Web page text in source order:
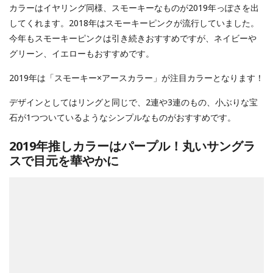
カラーはイヤリング同様、スモーキーなものが2019年っぽさを出
してくれます。2018年はスモーキーピンクが流行していました。
今年もスモーキーピンクは引き続きおすすめですが、ネイビーや
グリーン、イエローもおすすめです。
2019年は「スモーキー×アースカラー」が注目カラーとなります！
デザインとしてはリングと同じで、2連や3連のもの、小ぶりな宝
石が1つついているようなシンプルなものがおすすめです。
2019年推しカラーはパープル！丸いサングラ
スで目元を華やかに